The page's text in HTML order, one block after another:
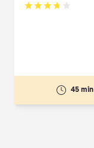
Betyg: 3.75 av 5
45 min